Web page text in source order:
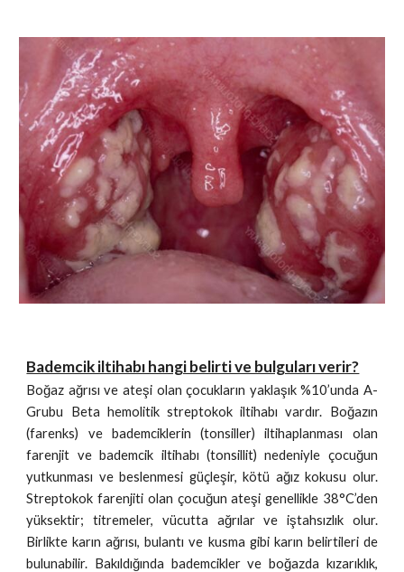
Bademcik iltihabı hangi belirti ve bulguları verir?
Boğaz ağrısı ve ateşi olan çocukların yaklaşık %10’unda A-
Grubu Beta hemolitik streptokok iltihabı vardır. Boğazın
(farenks) ve bademciklerin (tonsiller) iltihaplanması olan
farenjit ve bademcik iltihabı (tonsillit) nedeniyle çocuğun
yutkunması ve beslenmesi güçleşir, kötü ağız kokusu olur.
Streptokok farenjiti olan çocuğun ateşi genellikle 38°C’den
yüksektir; titremeler, vücutta ağrılar ve iştahsızlık olur.
Birlikte karın ağrısı, bulantı ve kusma gibi karın belirtileri de
bulunabilir. Bakıldığında bademcikler ve boğazda kızarıklık,